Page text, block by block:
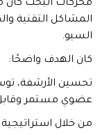
محركات البحث كان
المشاكل التقنية
السيو.
كان الهدف واضحًا:
تحسين الأرشفة،
عضوي مستمر وقابل
من خلال استراتيجية SEO مدروسة، ساعد فريق